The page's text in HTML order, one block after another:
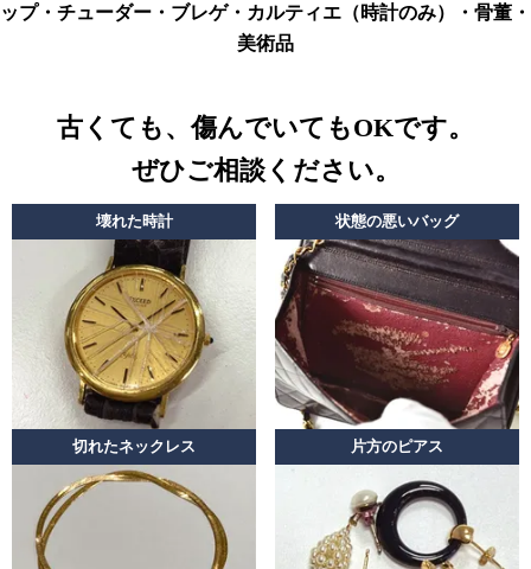
ップ・チューダー・ブレゲ・カルティエ（時計のみ）・骨董・
美術品
古くても、傷んでいてもOKです。
ぜひご相談ください。
壊れた時計 状態の悪いバッグ
切れたネックレス 片方のピアス